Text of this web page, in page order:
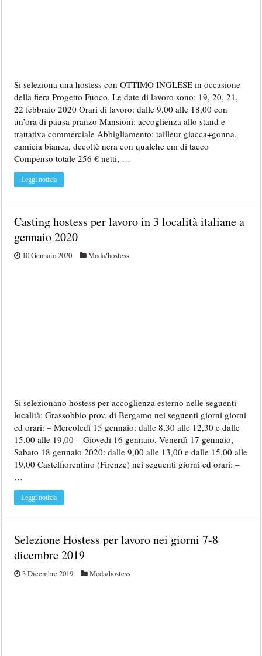
Si seleziona una hostess con OTTIMO INGLESE in occasione
della fiera Progetto Fuoco. Le date di lavoro sono: 19, 20, 21,
22 febbraio 2020 Orari di lavoro: dalle 9,00 alle 18,00 con
un’ora di pausa pranzo Mansioni: accoglienza allo stand e
trattativa commerciale Abbigliamento: tailleur giacca+gonna,
camicia bianca, decoltè nera con qualche cm di tacco
Compenso totale 256 € netti, …
Leggi notizia
Casting hostess per lavoro in 3 località italiane a
gennaio 2020
10 Gennaio 2020 Moda/hostess
Si selezionano hostess per accoglienza esterno nelle seguenti
località: Grassobbio prov. di Bergamo nei seguenti giorni giorni
ed orari: – Mercoledì 15 gennaio: dalle 8,30 alle 12,30 e dalle
15,00 alle 19,00 – Giovedì 16 gennaio, Venerdì 17 gennaio,
Sabato 18 gennaio 2020: dalle 9,00 alle 13,00 e dalle 15,00 alle
19,00 Castelfiorentino (Firenze) nei seguenti giorni ed orari: –
…
Leggi notizia
Selezione Hostess per lavoro nei giorni 7-8
dicembre 2019
3 Dicembre 2019 Moda/hostess